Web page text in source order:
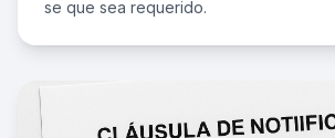
se que sea requerido.